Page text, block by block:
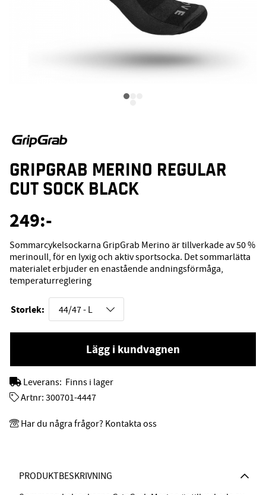
PRODUKTBESKRIVNING
GRIPGRAB MERINO REGULAR
CUT SOCK BLACK
249:-
Sommarcykelsockarna GripGrab Merino är tillverkade av 50 %
merinoull, för en lyxig och aktiv sportsocka. Det sommarlätta
materialet erbjuder en enastående andningsförmåga,
temperaturreglering
Storlek:
Lägg i kundvagnen
Leverans: Finns i lager
Artnr: 300701-4447
Har du några frågor? Kontakta oss